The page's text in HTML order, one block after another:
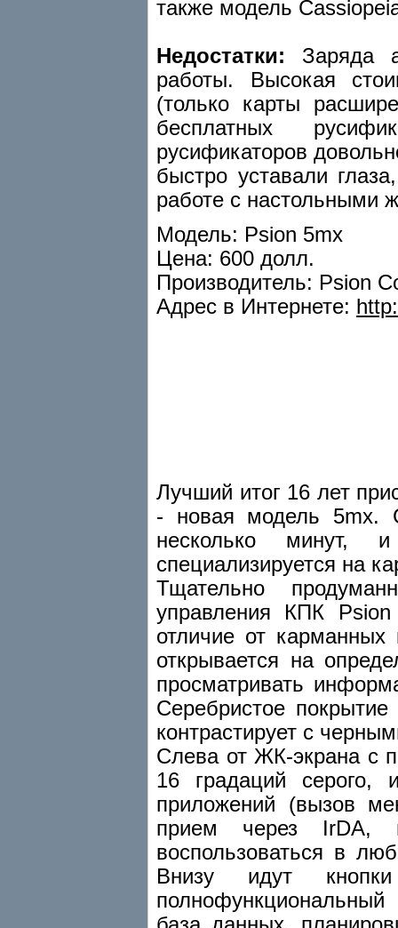
также модель
Недостатки: Заряда
работы. Высокая
(только карты
бесплатных
русификаторов
быстро уставали
работе с настольными
Модель: Psion 5mx
Цена: 600 долл.
Производитель: Psion
Адрес в Интернете:
Лучший итог 16 лет
- новая модель 5mx.
несколько минут,
специализируется на
Тщательно
управления КПК
отличие от
открывается на
просматривать
Cеребристое
контрастирует с
Слева от ЖК-экрана с
16 градаций серого,
приложений (вызов
прием через IrDA,
воспользоваться в
Внизу идут